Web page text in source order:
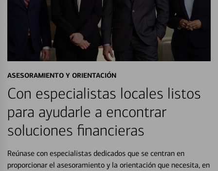
ASESORAMIENTO Y ORIENTACIÓN
Con especialistas locales listos
para ayudarle a encontrar
soluciones financieras
Reúnase con especialistas dedicados que se centran en
proporcionar el asesoramiento y la orientación que necesita, en